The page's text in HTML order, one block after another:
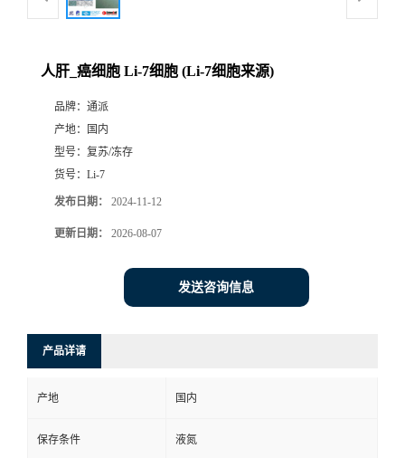
人肝_癌细胞 Li-7细胞 (Li-7细胞来源)
品牌： 通派
产地：
国内
型号： 复苏/冻存
货号： Li-7
发布日期： 2024-11-12
更新日期： 2026-08-07
发送咨询信息
产品详请
产地 国内
保存条件 液氮